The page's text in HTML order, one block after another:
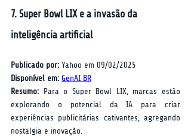
7. Super Bowl LIX e a invasão da
inteligência artificial
Publicado por: Yahoo em 09/02/2025
Disponível em: GenAI BR
Resumo: Para o Super Bowl LIX, marcas estão
explorando o potencial da IA para criar
experiências publicitárias cativantes, agregando
nostalgia e inovação.